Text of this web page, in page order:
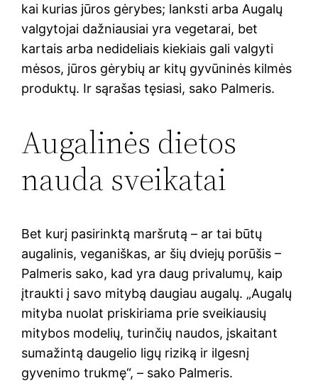
kai kurias jūros gėrybes; lanksti arba Augalų
valgytojai dažniausiai yra vegetarai, bet
kartais arba nedideliais kiekiais gali valgyti
mėsos, jūros gėrybių ar kitų gyvūninės kilmės
produktų. Ir sąrašas tęsiasi, sako Palmeris.
Augalinės dietos
nauda sveikatai
Bet kurį pasirinktą maršrutą – ar tai būtų
augalinis, veganiškas, ar šių dviejų porūšis –
Palmeris sako, kad yra daug privalumų, kaip
įtraukti į savo mitybą daugiau augalų. „Augalų
mityba nuolat priskiriama prie sveikiausių
mitybos modelių, turinčių naudos, įskaitant
sumažintą daugelio ligų riziką ir ilgesnį
gyvenimo trukmę“, – sako Palmeris.